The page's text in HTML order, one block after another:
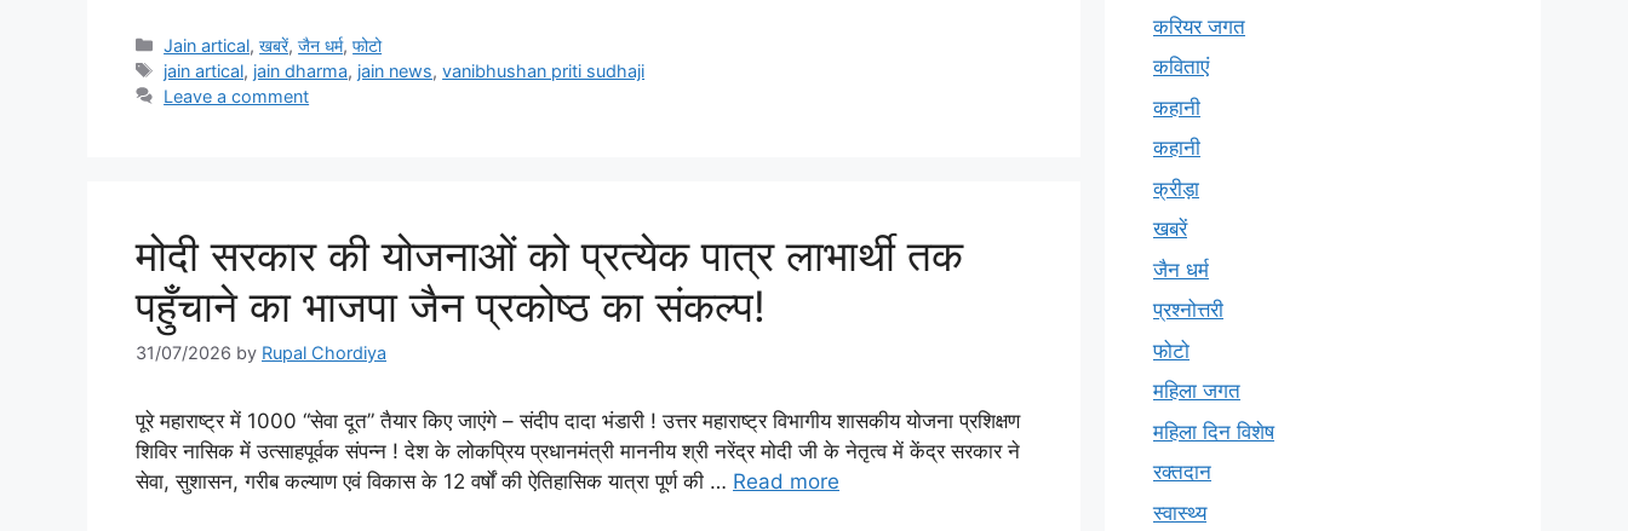
Categories
Jain artical,खबरें,जैन धर्म,फोटो
Tags
jain artical, jain dharma, jain news,vanibhushan priti sudhaji
Leave a comment
मोदी सरकार की योजनाओं को प्रत्येक पात्र लाभार्थी तक
पहुँचाने का भाजपा जैन प्रकोष्ठ का संकल्प!
31/07/2026 by Rupal Chordiya
पूरे महाराष्ट्र में 1000 “सेवा दूत” तैयार किए जाएंगे – संदीप दादा भंडारी ! उत्तर महाराष्ट्र विभागीय शासकीय योजना प्रशिक्षण
शिविर नासिक में उत्साहपूर्वक संपन्न ! देश के लोकप्रिय प्रधानमंत्री माननीय श्री नरेंद्र मोदी जी के नेतृत्व में केंद्र सरकार ने
सेवा, सुशासन, गरीब कल्याण एवं विकास के 12 वर्षों की ऐतिहासिक यात्रा पूर्ण की … Read more
करियर जगत
कविताएं
कहानी
कहानी
क्रीड़ा
खबरें
जैन धर्म
प्रश्नोत्तरी
फोटो
महिला जगत
महिला दिन विशेष
रक्तदान
स्वास्थ्य